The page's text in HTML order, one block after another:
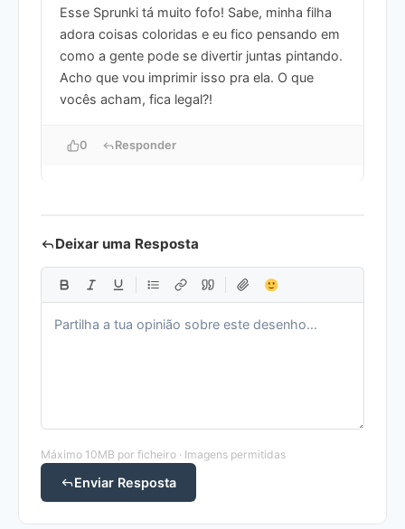
Esse Sprunki tá muito fofo! Sabe, minha filha
adora coisas coloridas e eu fico pensando em
como a gente pode se divertir juntas pintando.
Acho que vou imprimir isso pra ela. O que
vocês acham, fica legal?!
0 Responder
Deixar uma Resposta
Máximo 10MB por ficheiro · Imagens permitidas
Enviar Resposta